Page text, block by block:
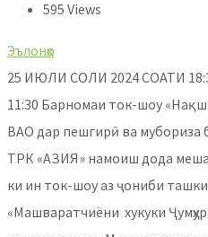
595 Views
Эълонҳо
25 ИЮЛИ СОЛИ 2024 СОАТИ
11:30 Барномаи ток-шоу
ВАО дар пешгирӣ ва мубориза
ТРК «АЗИЯ» намоиш дода
ки ин ток-шоу аз ҷониби
«Машваратчиёни хукуки